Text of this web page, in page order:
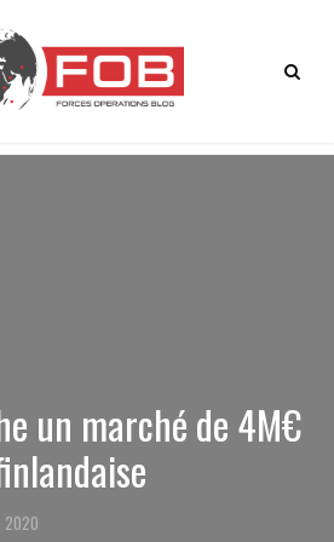
un marché de 4M€
2020